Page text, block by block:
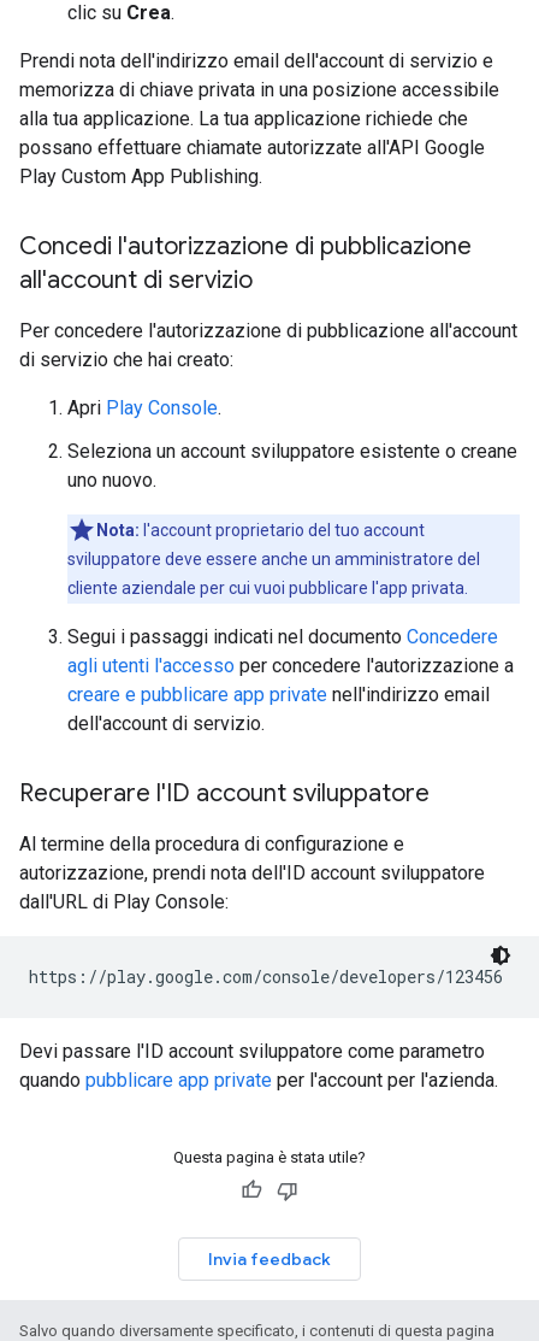
clic su Crea.
Prendi nota dell'indirizzo email dell'account di servizio e
memorizza di chiave privata in una posizione accessibile
alla tua applicazione. La tua applicazione richiede che
possano effettuare chiamate autorizzate all'API Google
Play Custom App Publishing.
Concedi l'autorizzazione di pubblicazione
all'account di servizio
Per concedere l'autorizzazione di pubblicazione all'account
di servizio che hai creato:
Apri Play Console.
Seleziona un account sviluppatore esistente o creane
uno nuovo.
Nota: l'account proprietario del tuo account
sviluppatore deve essere anche un amministratore del
cliente aziendale per cui vuoi pubblicare l'app privata.
Segui i passaggi indicati nel documento Concedere
agli utenti l'accesso per concedere l'autorizzazione a
creare e pubblicare app private nell'indirizzo email
dell'account di servizio.
Recuperare l'ID account sviluppatore
Al termine della procedura di configurazione e
autorizzazione, prendi nota dell'ID account sviluppatore
dall'URL di Play Console:
https://play.google.com/console/developers/123456
Devi passare l'ID account sviluppatore come parametro
quando pubblicare app private per l'account per l'azienda.
Questa pagina è stata utile?
Invia feedback
Salvo quando diversamente specificato, i contenuti di questa pagina